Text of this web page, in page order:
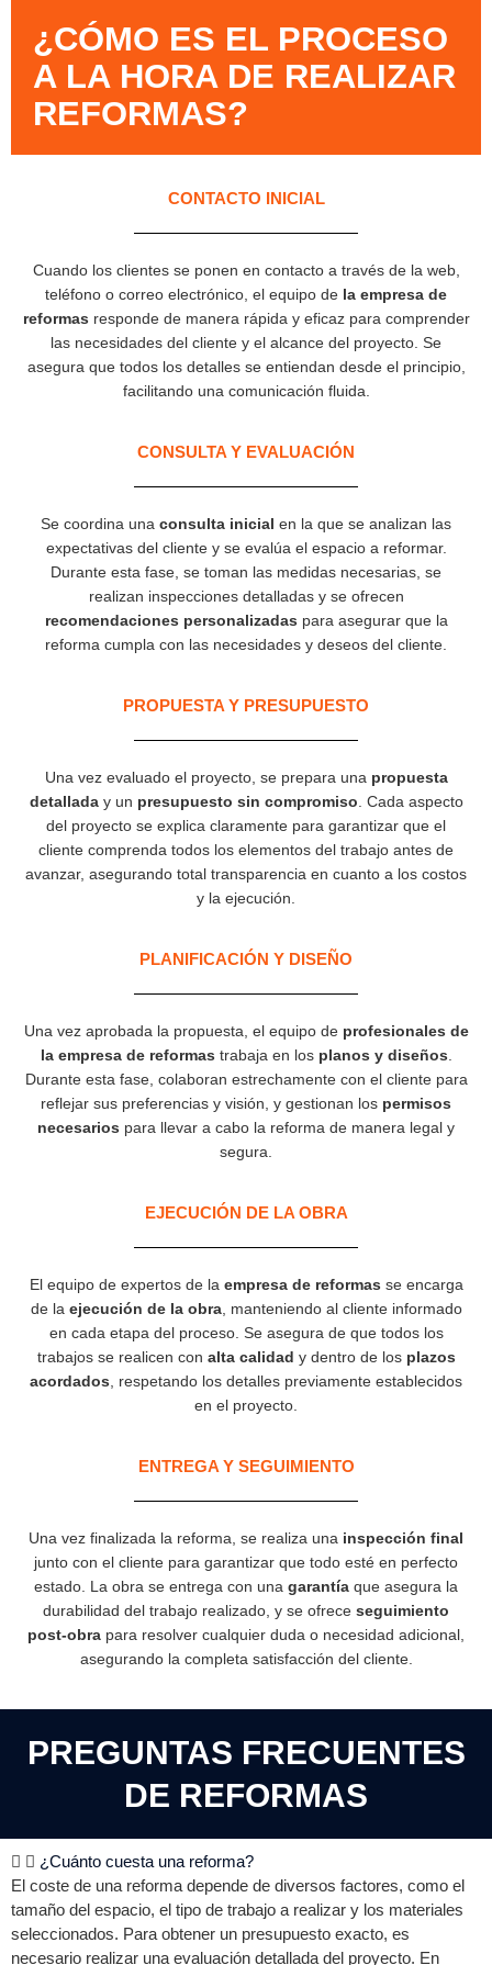
¿CÓMO ES EL PROCESO
A LA HORA DE REALIZAR
REFORMAS?
CONTACTO INICIAL
Cuando los clientes se ponen en contacto a través de la web,
teléfono o correo electrónico, el equipo de la empresa de
reformas responde de manera rápida y eficaz para comprender
las necesidades del cliente y el alcance del proyecto. Se
asegura que todos los detalles se entiendan desde el principio,
facilitando una comunicación fluida.
CONSULTA Y EVALUACIÓN
Se coordina una consulta inicial en la que se analizan las
expectativas del cliente y se evalúa el espacio a reformar.
Durante esta fase, se toman las medidas necesarias, se
realizan inspecciones detalladas y se ofrecen
recomendaciones personalizadas para asegurar que la
reforma cumpla con las necesidades y deseos del cliente.
PROPUESTA Y PRESUPUESTO
Una vez evaluado el proyecto, se prepara una propuesta
detalladay un presupuesto sin compromiso . Cada aspecto
del proyecto se explica claramente para garantizar que el
cliente comprenda todos los elementos del trabajo antes de
avanzar, asegurando total transparencia en cuanto a los costos
y la ejecución.
PLANIFICACIÓN Y DISEÑO
Una vez aprobada la propuesta, el equipo de profesionales de
la empresa de reformas trabaja en los planos y diseños
Durante esta fase, colaboran estrechamente con el cliente para
reflejar sus preferencias y visión, y gestionan los permisos
necesarios para llevar a cabo la reforma de manera legal y
segura.
EJECUCIÓN DE LA OBRA
El equipo de expertos de la empresa de reformas se encarga
de la ejecución de la obra, manteniendo al cliente informado
en cada etapa del proceso. Se asegura de que todos los
trabajos se realicen con alta calidad y dentro de los plazos
acordados , respetando los detalles previamente establecidos
en el proyecto.
ENTREGA Y SEGUIMIENTO
Una vez finalizada la reforma, se realiza una inspección final
junto con el cliente para garantizar que todo esté en perfecto
estado. La obra se entrega con una garantía que asegura la
durabilidad del trabajo realizado, y se ofrece seguimiento
post-obra para resolver cualquier duda o necesidad adicional,
asegurando la completa satisfacción del cliente.
PREGUNTAS FRECUENTES
DE REFORMAS
¿Cuánto cuesta una reforma?
El coste de una reforma depende de diversos factores, como el
tamaño del espacio, el tipo de trabajo a realizar y los materiales
seleccionados. Para obtener un presupuesto exacto, es
necesario realizar una evaluación detallada del proyecto. En